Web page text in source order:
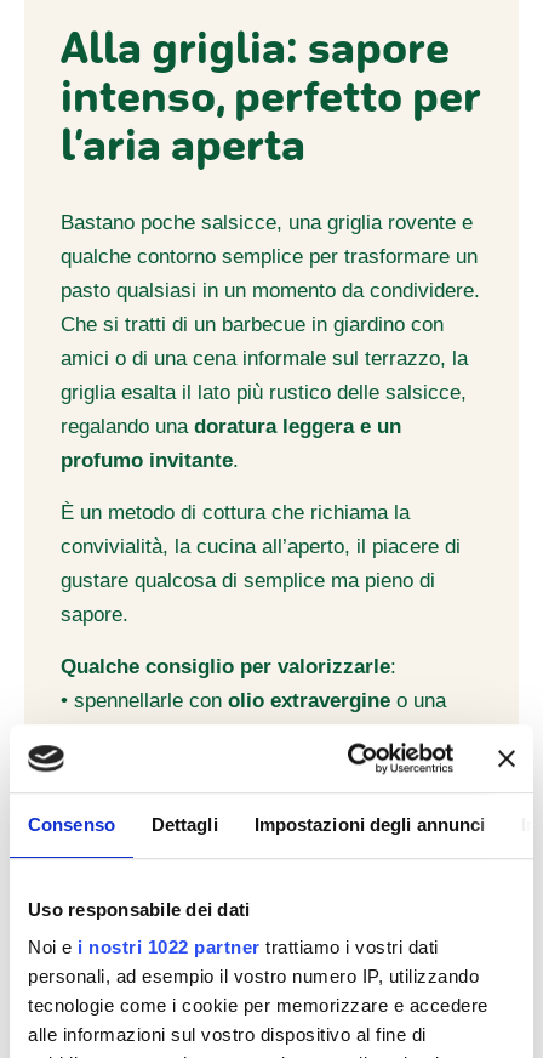
Consenso Dettagli Impostazioni degli annunci
Uso responsabile dei dati
Noi e i nostri 1022 partner trattiamo i vostri dati
personali, ad esempio il vostro numero IP, utilizzando
tecnologie come i cookie per memorizzare e accedere
alle informazioni sul vostro dispositivo al fine di
Alla griglia: sapore
intenso, perfetto per
l’aria aperta
Bastano poche salsicce, una griglia rovente e
qualche contorno semplice per trasformare un
pasto qualsiasi in un momento da condividere.
Che si tratti di un barbecue in giardino con
amici o di una cena informale sul terrazzo, la
griglia esalta il lato più rustico delle salsicce,
regalando una doratura leggera e un
profumo invitante.
È un metodo di cottura che richiama la
convivialità, la cucina all’aperto, il piacere di
gustare qualcosa di semplice ma pieno di
sapore.
Qualche consiglio per valorizzarle:
• spennellarle con olio extravergine o una
pepe
senape rusticao unagiardiniera fatta in
Diesalsicce di pollo e tacchino bio
perfette alla grigliae si abbinano bene a
contorni estivi comepanzanella,verdure
grigliate oinsalate di patate. Una soluzione